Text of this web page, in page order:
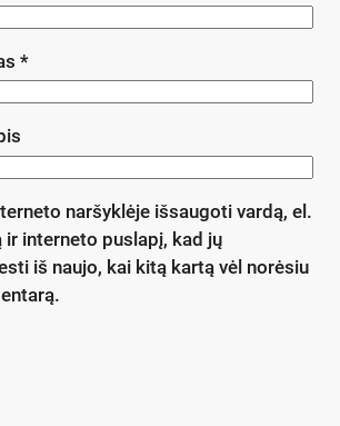
*
naršyklėje išsaugoti vardą, el.
ir interneto puslapį, kad jų
iš naujo, kai kitą kartą vėl norėsiu